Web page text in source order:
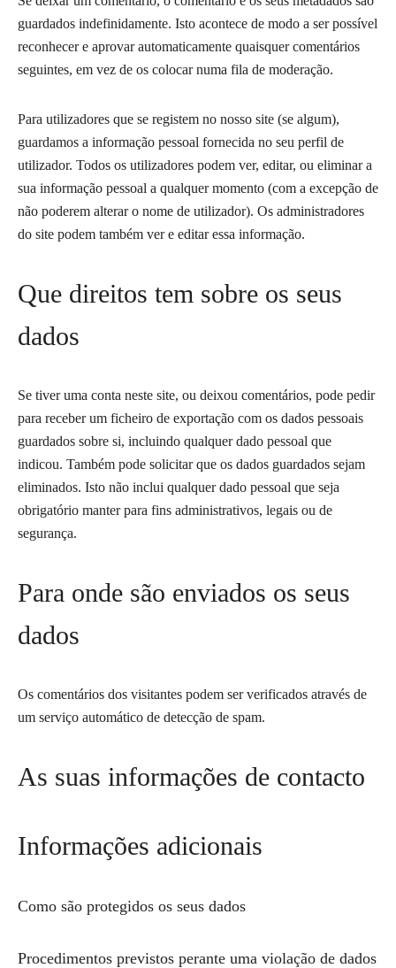
guardados indefinidamente. Isto acontece de modo a ser possível
reconhecer e aprovar automaticamente quaisquer comentários
seguintes, em vez de os colocar numa fila de moderação.
Para utilizadores que se registem no nosso site (se algum),
guardamos a informação pessoal fornecida no seu perfil de
utilizador. Todos os utilizadores podem ver, editar, ou eliminar a
sua informação pessoal a qualquer momento (com a excepção de
não poderem alterar o nome de utilizador). Os administradores
do site podem também ver e editar essa informação.
Que direitos tem sobre os seus
dados
Se tiver uma conta neste site, ou deixou comentários, pode pedir
para receber um ficheiro de exportação com os dados pessoais
guardados sobre si, incluindo qualquer dado pessoal que
indicou. Também pode solicitar que os dados guardados sejam
eliminados. Isto não inclui qualquer dado pessoal que seja
obrigatório manter para fins administrativos, legais ou de
segurança.
Para onde são enviados os seus
dados
Os comentários dos visitantes podem ser verificados através de
um serviço automático de detecção de spam.
As suas informações de contacto
Informações adicionais
Como são protegidos os seus dados
Procedimentos previstos perante uma violação de dados